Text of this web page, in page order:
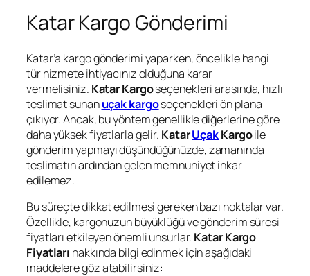
Katar Kargo Gönderimi
Katar’a kargo gönderimi yaparken, öncelikle hangi
tür hizmete ihtiyacınız olduğuna karar
vermelisiniz. Katar Kargoseçenekleri arasında, hızlı
teslimat sunanuçak kargoseçenekleri ön plana
çıkıyor. Ancak, bu yöntem genellikle diğerlerine göre
daha yüksek fiyatlarla gelir. KatarUçakKargoile
gönderim yapmayı düşündüğünüzde, zamanında
teslimatın ardından gelen memnuniyet inkar
edilemez.
Bu süreçte dikkat edilmesi gereken bazı noktalar var.
Özellikle, kargonuzun büyüklüğü ve gönderim süresi
fiyatları etkileyen önemli unsurlar. Katar Kargo
Fiyatları hakkında bilgi edinmek için aşağıdaki
maddelere göz atabilirsiniz: